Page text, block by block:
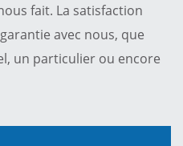
fait. La satisfaction
avec nous, que
un particulier ou encore